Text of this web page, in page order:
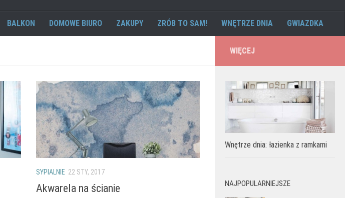
BALKON DOMOWE BIURO ZAKUPY ZRÓB TO SAM! WNĘTRZE DNIA GWIAZDKA
SYPIALNIE 22 STY, 2017
Akwarela na ścianie
WIĘCEJ
Wnętrze dnia: łazienka z ramkami
NAJPOPULARNIEJSZE